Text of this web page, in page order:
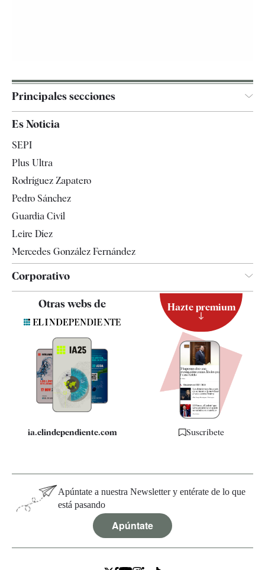
Principales secciones
Televisión
Es Noticia
SEPI
Plus Ultra
Rodríguez Zapatero
Pedro Sánchez
Guardia Civil
Leire Díez
Mercedes González Fernández
Corporativo
Quiénes somos
Especificaciones
Otras webs de
ia.elindependiente.com
Hazte premium
Suscríbete
Apúntate a nuestra Newsletter y entérate de lo que
está pasando
Apúntate